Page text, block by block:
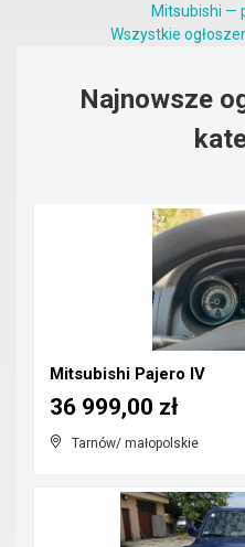
Mitsubishi —
Wszystkie
Najnowsze
Mitsubishi Pajero IV
Tarnów/ małopolskie
36 999,00 zł